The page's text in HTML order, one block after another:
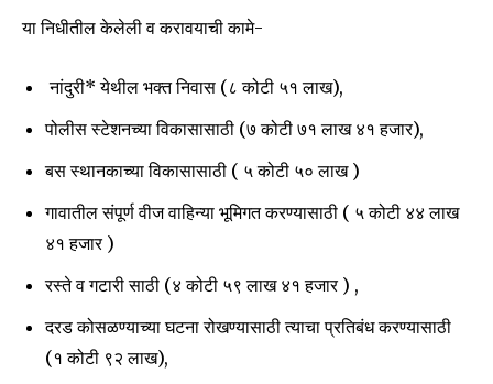
Join our community of
SUBSCRIBERS and be part of the
conversation.
To subscribe, simply enter your email address on our website
या निधीतील केलेली व करावयाची कामे-
नांदुरी* येथील भक्त निवास (८ कोटी ५१ लाख),
पोलीस स्टेशनच्या विकासासाठी (७ कोटी ७१ लाख ४१ हजार),
बस स्थानकाच्या विकासासाठी ( ५ कोटी ५० लाख )
गावातील संपूर्ण वीज वाहिन्या भूमिगत करण्यासाठी ( ५ कोटी ४४ लाख
४१ हजार )
रस्ते व गटारी साठी (४ कोटी ५९ लाख ४१ हजार ) ,
दरड कोसळण्याच्या घटना रोखण्यासाठी त्याचा प्रतिबंध करण्यासाठी
(१ कोटी ९२ लाख),